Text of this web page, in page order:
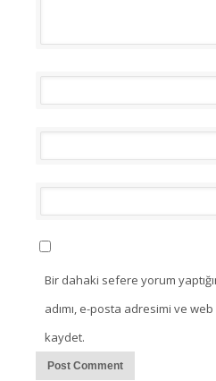
Bir dahaki sefere yorum
adımı, e-posta adresimi ve
kaydet.